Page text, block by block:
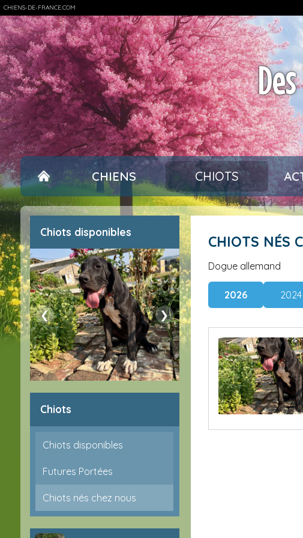
CHIENS-DE-FRANCE.COM
CHIENS CHIOTS
Chiots disponibles
❮ ❯
Chiots
Chiots disponibles
Futures Portées
Chiots nés chez nous
CHIOTS NÉS
Dogue allemand
2026 2024